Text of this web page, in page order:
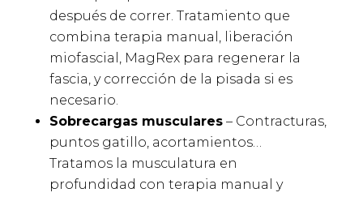
después de correr. Tratamiento que
combina terapia manual, liberación
miofascial, MagRex para regenerar la
fascia, y corrección de la pisada si es
necesario.
Sobrecargas musculares– Contracturas,
puntos gatillo, acortamientos…
Tratamos la musculatura en
profundidad con terapia manual y